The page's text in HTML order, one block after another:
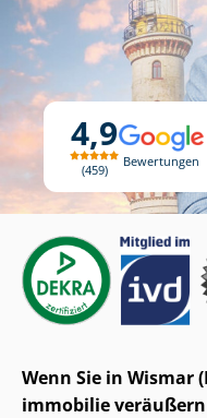
4,9
459
Bewertungen
Wenn Sie in Wismar
im­mo­bi­lie